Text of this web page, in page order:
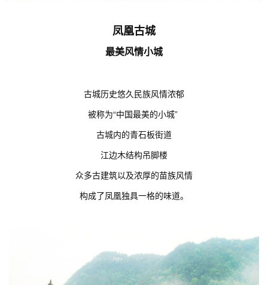
凤凰古城
最美风情小城
古城历史悠久民族风情浓郁
被称为“中国最美的小城”
古城内的青石板街道
江边木结构吊脚楼
众多古建筑以及浓厚的苗族风情
构成了凤凰独具一格的味道。